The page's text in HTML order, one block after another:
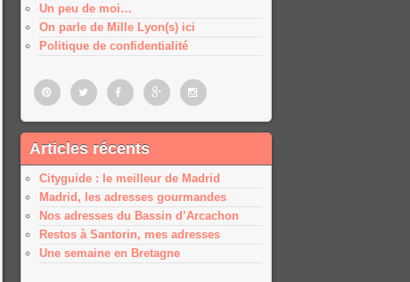
Un peu de moi…
On parle de Mille Lyon(s) ici
Politique de confidentialité
PinterestTwitter FacebookGoogle
plus
Google
Articles récents
Cityguide : le meilleur de Madrid
Madrid, les adresses gourmandes
Nos adresses du Bassin d’Arcachon
Restos à Santorin, mes adresses
Une semaine en Bretagne